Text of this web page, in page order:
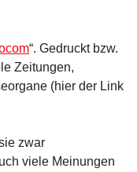
“. Gedruckt bzw.
Zeitungen,
(hier der Link
zwar
viele Meinungen